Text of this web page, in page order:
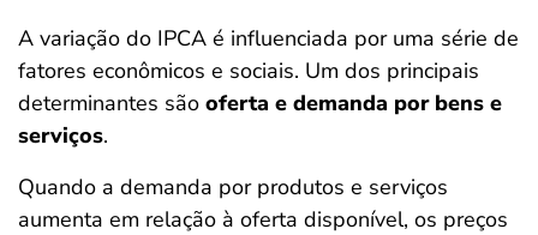
A variação do IPCA é influenciada por uma série de
fatores econômicos e sociais. Um dos principais
determinantes são oferta e demanda por bens e
serviços.
Quando a demanda por produtos e serviços
aumenta em relação à oferta disponível, os preços